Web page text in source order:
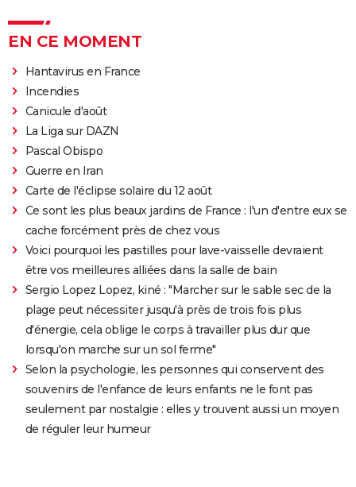
EN CE MOMENT
Hantavirus en France
Incendies
Canicule d'août
La Liga sur DAZN
Pascal Obispo
Guerre en Iran
Carte de l'éclipse solaire du 12 août
Ce sont les plus beaux jardins de France : l'un d'entre eux se
cache forcément près de chez vous
Voici pourquoi les pastilles pour lave-vaisselle devraient
être vos meilleures alliées dans la salle de bain
Sergio Lopez Lopez, kiné : "Marcher sur le sable sec de la
plage peut nécessiter jusqu'à près de trois fois plus
d'énergie, cela oblige le corps à travailler plus dur que
lorsqu'on marche sur un sol ferme"
Selon la psychologie, les personnes qui conservent des
souvenirs de l'enfance de leurs enfants ne le font pas
seulement par nostalgie : elles y trouvent aussi un moyen
de réguler leur humeur